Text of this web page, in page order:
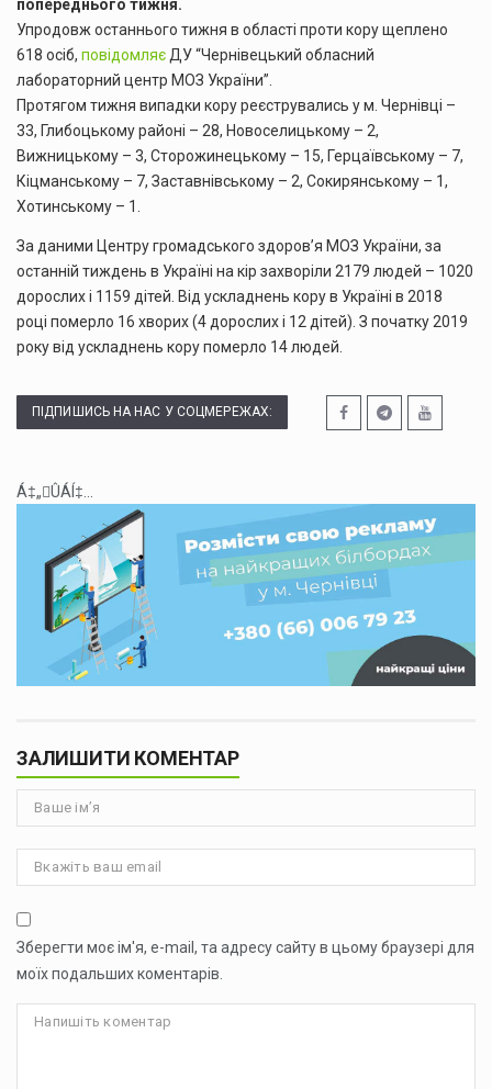
попереднього тижня.
Упродовж останнього тижня в області проти кору щеплено
618 осіб, повідомляє ДУ “Чернівецький обласний
лабораторний центр МОЗ України”.
Протягом тижня випадки кору реєструвались у м. Чернівці –
33, Глибоцькому районі – 28, Новоселицькому – 2,
Вижницькому – 3, Сторожинецькому – 15, Герцаївському – 7,
Кіцманському – 7, Заставнівському – 2, Сокирянському – 1,
Хотинському – 1.
За даними Центру громадського здоров’я МОЗ України, за
останній тиждень в Україні на кір захворіли 2179 людей – 1020
дорослих і 1159 дітей. Від ускладнень кору в Україні в 2018
році померло 16 хворих (4 дорослих і 12 дітей). З початку 2019
року від ускладнень кору померло 14 людей.
ПІДПИШИСЬ НА НАС У СОЦМЕРЕЖАХ:
Á‡„ÛÁÍ‡...
ЗАЛИШИТИ КОМЕНТАР
Зберегти моє ім'я, e-mail, та адресу сайту в цьому браузері для
моїх подальших коментарів.